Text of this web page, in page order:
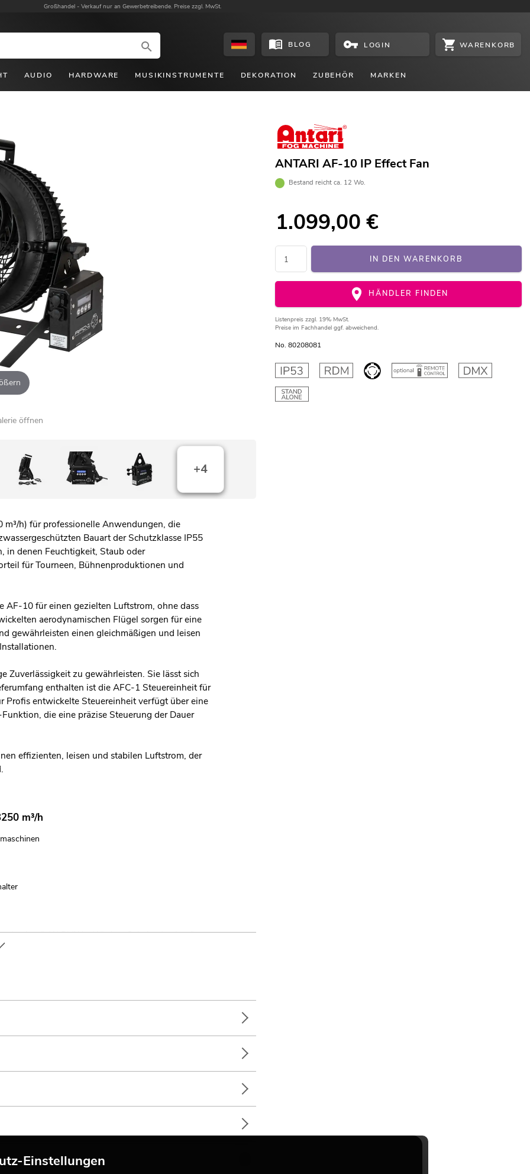
Großhandel - Verkauf nur an Gewerbetreibende. Preise zzgl. MwSt.
BLOG LOGIN WARENKORB
AUDIO HARDWARE MUSIKINSTRUMENTE DEKORATION ZUBEHÖR MARKEN
öffnen
+4
ANTARI AF-10 IP Effect Fan
Bestand reicht ca. 12 Wo.
1.099,00 €
IN DEN WARENKORB
HÄNDLER FINDEN
Listenpreis zzgl. 19% MwSt.
Preise im Fachhandel ggf. abweichend.
No. 80208081
h) für professionelle Anwendungen, die
Bauart der Schutzklasse IP55
in denen Feuchtigkeit, Staub oder
für Tourneen, Bühnenproduktionen und
10 für einen gezielten Luftstrom, ohne dass
aerodynamischen Flügel sorgen für eine
gewährleisten einen gleichmäßigen und leisen
Zuverlässigkeit zu gewährleisten. Sie lässt sich
enthalten ist die AFC-1 Steuereinheit für
Profis entwickelte Steuereinheit verfügt über eine
die eine präzise Steuerung der Dauer
effizienten, leisen und stabilen Luftstrom, der
m³/h
(optional); W-DMX by Wireless Solution (optional)
Einstellungen